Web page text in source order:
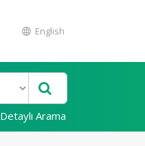
English
Detaylı Arama